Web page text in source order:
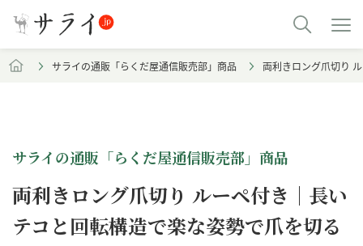
サライの通販「らくだ屋通信販売部」商品 両利きロング爪切り
サライの通販「らくだ屋通信販売部」商品
両利きロング爪切り ルーペ付き｜長い
テコと回転構造で楽な姿勢で爪を切る